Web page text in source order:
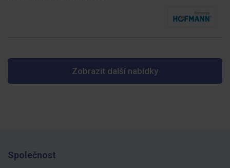
Zobrazit další nabídky
Společnost